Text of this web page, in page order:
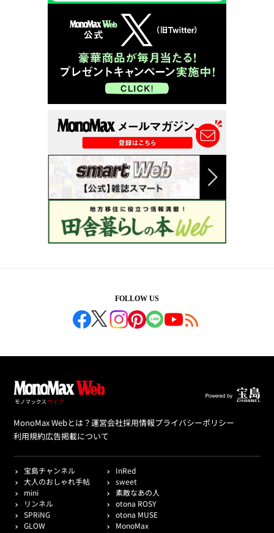
FOLLOW US
MonoMax Webとは？運営会社採用情報プライバシーポリシー
利用規約広告掲載について
宝島チャンネル
InRed
大人のおしゃれ手帖
sweet
mini
素敵なあの人
リンネル
otona ROSY
SPRiNG
otona MUSE
GLOW
MonoMax